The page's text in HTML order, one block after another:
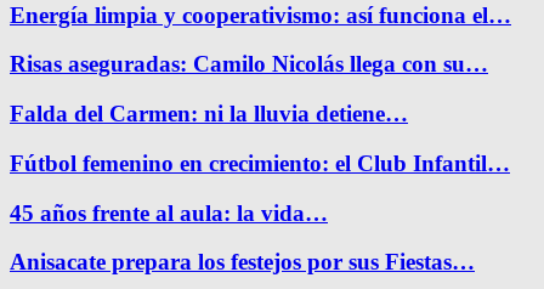
Energía limpia y cooperativismo: así funciona el…
Risas aseguradas: Camilo Nicolás llega con su…
Falda del Carmen: ni la lluvia detiene…
Fútbol femenino en crecimiento: el Club Infantil…
45 años frente al aula: la vida…
Anisacate prepara los festejos por sus Fiestas…